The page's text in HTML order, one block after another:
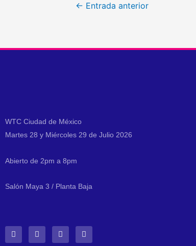
← Entrada anterior
WTC Ciudad de México
Martes 28 y Miércoles 29 de Julio 2026
Abierto de 2pm a 8pm
Salón Maya 3 / Planta Baja